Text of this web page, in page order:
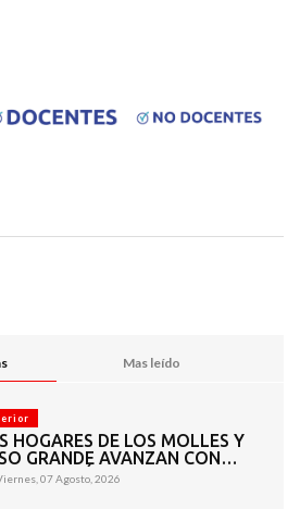
Mas leído
HOGARES DE LOS MOLLES Y
GRANDE AVANZAN CON
E
07 Agosto, 2026